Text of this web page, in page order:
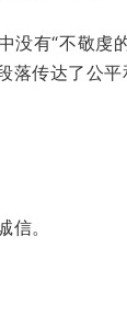
有“不敬虔
传达了公平
信。